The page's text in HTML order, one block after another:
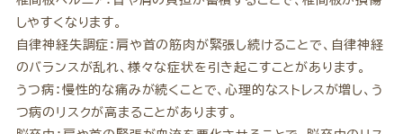
しやすくなります。
自律神経失調症：肩や首の筋肉が緊張し続けることで、自律神経
のバランスが乱れ、様々な症状を引き起こすことがあります。
うつ病：慢性的な痛みが続くことで、心理的なストレスが増し、う
つ病のリスクが高まることがあります。